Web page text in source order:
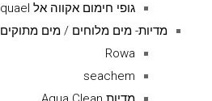
גופי חימום אקווה אל aquael
מדיות- מים מלוחים / מים מתוקים
Rowa
seachem